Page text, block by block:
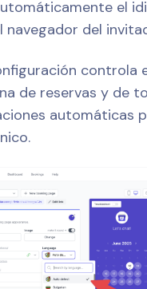
el
navegador del
controla
de reservas y de
automáticas